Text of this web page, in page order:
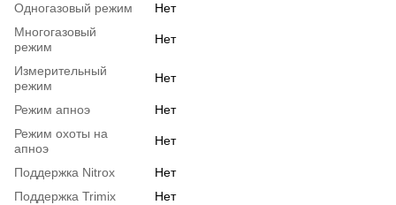
Одногазовый режим
Нет
Многогазовый
режим
Нет
Измерительный
режим
Нет
Режим апноэ
Нет
Режим охоты на
апноэ
Нет
Поддержка Nitrox
Нет
Поддержка Trimix
Нет